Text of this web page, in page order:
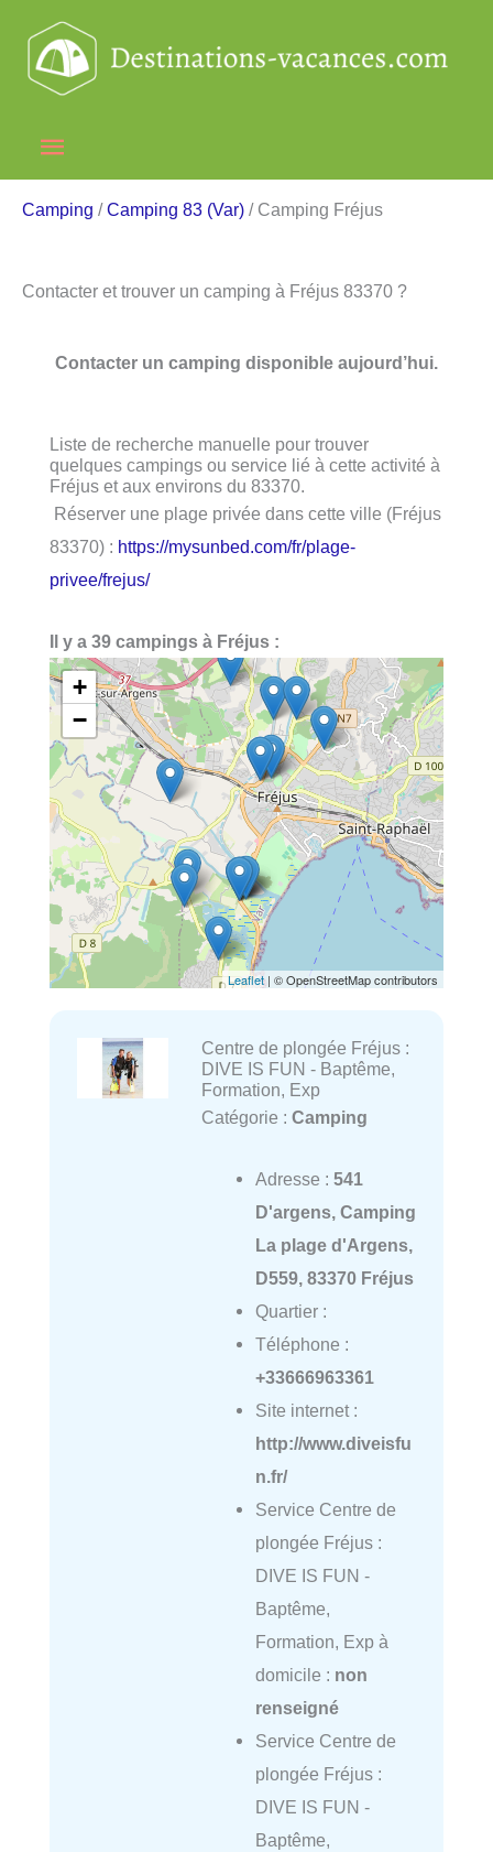
contenu
Menu
principal
Camping /Camping 83 (Var) / Camping Fréjus
Contacter et trouver un camping à Fréjus 83370 ?
Contacter un camping disponible aujourd’hui.
Liste de recherche manuelle pour trouver
quelques campings ou service lié à cette activité à
Fréjus et aux environs du 83370.
Réserver une plage privée dans cette ville (Fréjus
83370) : https://mysunbed.com/fr/plage-
privee/frejus/
Il y a 39 campings à Fréjus :
+
−
Leaflet| © OpenStreetMap contributors
Centre de plongée Fréjus :
DIVE IS FUN - Baptême,
Formation, Exp
Catégorie : Camping
Adresse : 541
D'argens, Camping
La plage d'Argens,
D559, 83370 Fréjus
Quartier :
Téléphone :
+33666963361
Site internet :
http://www.diveisfu
n.fr/
Service Centre de
plongée Fréjus :
DIVE IS FUN -
Baptême,
Formation, Exp à
domicile : non
renseigné
Service Centre de
plongée Fréjus :
DIVE IS FUN -
Baptême,